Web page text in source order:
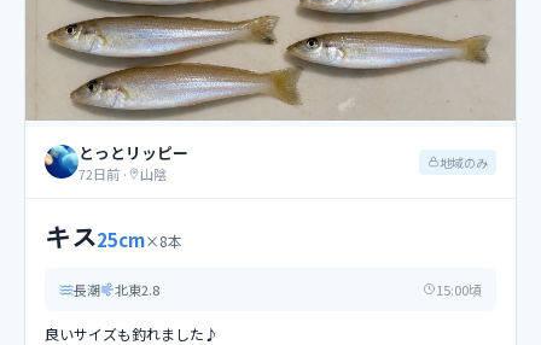
とっとリッピー
72日前 · 山陰
地域のみ
キス25cm×8本
長潮 北東2.8 15:00頃
良いサイズも釣れました♪